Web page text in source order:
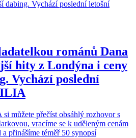
románů Dana
hity z Londýna i ceny
Vychází poslední
můžete přečíst obsáhlý rozhovor s
vracíme se k uděleným cenám
přinášíme téměř 50 synopsí